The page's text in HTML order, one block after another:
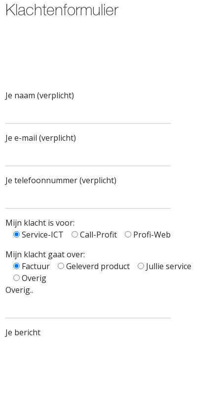
Klachtenformulier
Je naam (verplicht)
Je e-mail (verplicht)
Je telefoonnummer (verplicht)
Mijn klacht is voor:
Service-ICT
Call-Profit
Profi-Web
Mijn klacht gaat over:
Factuur
Geleverd product
Jullie service
Overig
Overig..
Je bericht